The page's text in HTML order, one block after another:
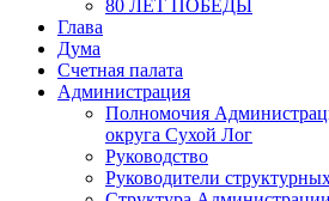
80 ЛЕТ ПОБЕДЫ
Глава
Дума
Счетная палата
Администрация
Полномочия
округа Сухой Лог
Руководство
Руководители